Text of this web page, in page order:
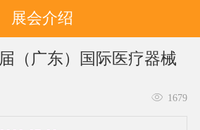
展会介绍
（广东）国际医疗器械
1679